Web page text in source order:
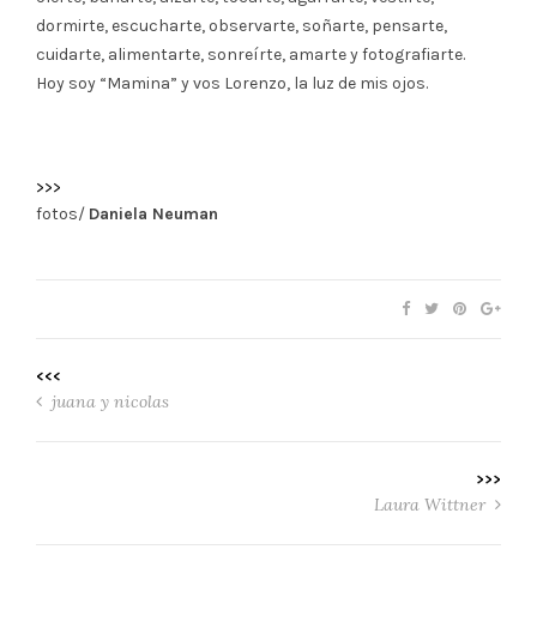
dormirte, escucharte, observarte, soñarte, pensarte,
cuidarte, alimentarte, sonreírte, amarte y fotografiarte.
Hoy soy “Mamina” y vos Lorenzo, la luz de mis ojos.
>>>
fotos/ Daniela Neuman
<<<
juana y nicolas
>>>
Laura Wittner